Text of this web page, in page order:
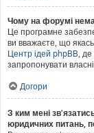
Чому на форумі
Це програмне
ви вважаєте, що
Центр ідей phpBB, де
запропонувати
Догори
З ким мені
юридичних питань,